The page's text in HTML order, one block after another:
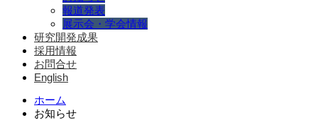
報道発表
展示会・学会情報
研究開発成果
採用情報
お問合せ
English
ホーム
お知らせ